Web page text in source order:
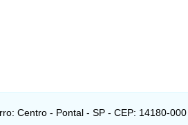
Centro - Pontal - SP - CEP: 14180-000